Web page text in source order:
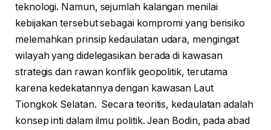
teknologi. Namun, sejumlah kalangan menilai
kebijakan tersebut sebagai kompromi yang berisiko
melemahkan prinsip kedaulatan udara, mengingat
wilayah yang didelegasikan berada di kawasan
strategis dan rawan konflik geopolitik, terutama
karena kedekatannya dengan kawasan Laut
Tiongkok Selatan. Secara teoritis, kedaulatan adalah
konsep inti dalam ilmu politik. Jean Bodin, pada abad